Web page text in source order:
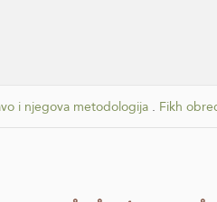
i njegova metodologija. Fikh